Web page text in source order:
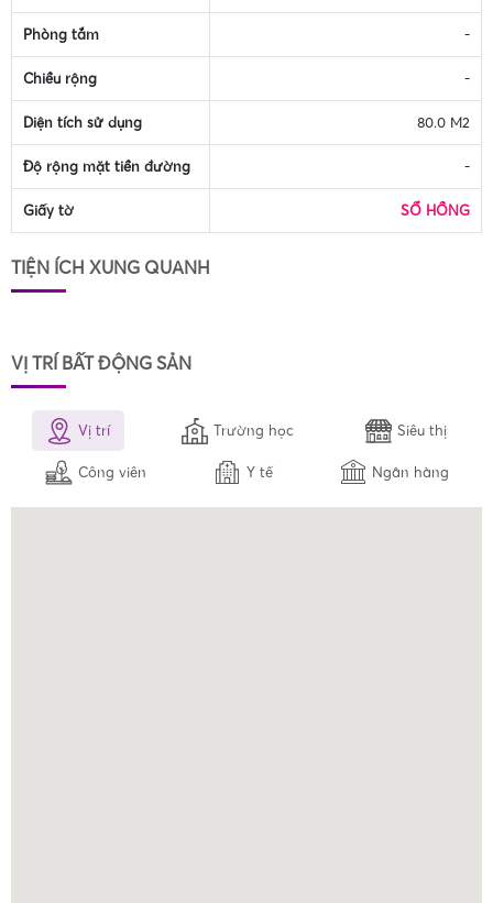
Phòng tắm -
Chiều rộng -
Diện tích sử dụng 80.0 M2
Độ rộng mặt tiền đường -
Giấy tờ SỔ HỒNG
TIỆN ÍCH XUNG QUANH
VỊ TRÍ BẤT ĐỘNG SẢN
Vị trí Trường học Siêu thị
Công viên Y tế Ngân hàng